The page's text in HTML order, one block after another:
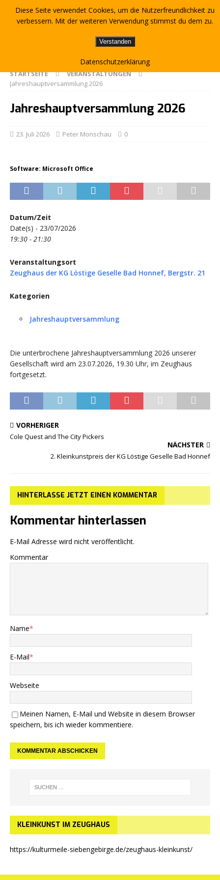
STARTSEITE
VERANSTALTUNGEN
Jahreshauptversammlung 2026
Jahreshauptversammlung 2026
23. Juli 2026 Peter Monschau 0
Software: Microsoft Office
Datum/Zeit
Date(s) - 23/07/2026
19:30 - 21:30
Veranstaltungsort
Zeughaus der KG Löstige Geselle Bad Honnef, Bergstr. 21
Kategorien
Jahreshauptversammlung
Die unterbrochene Jahreshauptversammlung 2026 unserer
Gesellschaft wird am 23.07.2026, 19.30 Uhr, im Zeughaus
fortgesetzt.
VORHERIGER
Cole Quest and The City Pickers
NÄCHSTER
2. Kleinkunstpreis der KG Löstige Geselle Bad Honnef
HINTERLASSE JETZT EINEN KOMMENTAR
Kommentar hinterlassen
E-Mail Adresse wird nicht veröffentlicht.
Kommentar
Name*
E-Mail*
Webseite
Meinen Namen, E-Mail und Website in diesem Browser
speichern, bis ich wieder kommentiere.
KLEINKUNST IM ZEUGHAUS
https://kulturmeile-siebengebirge.de/zeughaus-kleinkunst/
Diese Seite verwendet Cookies, um die Nutzerfreundlichkeit zu
verbessern. Mit der weiteren Verwendung stimmst du dem zu.
Verstanden
Datenschutzerklärung